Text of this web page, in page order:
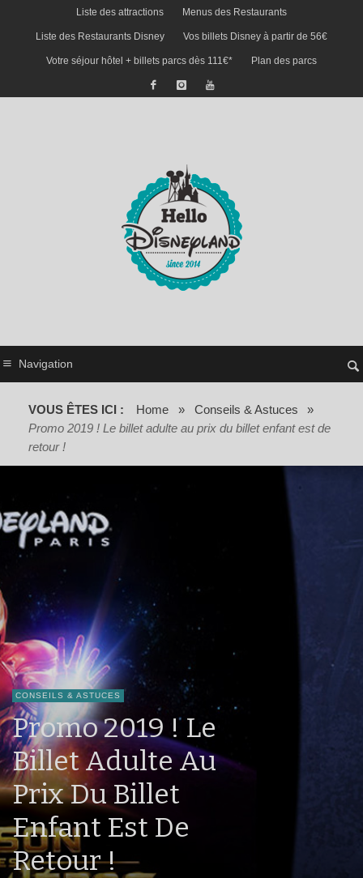
Liste des attractions Menus des Restaurants
Liste des Restaurants Disney Vos billets Disney à partir de 56€
Votre séjour hôtel + billets parcs dès 111€* Plan des parcs
Navigation
VOUS ÊTES ICI : Home » Conseils & Astuces
»
Promo 2019 ! Le billet adulte au prix du billet enfant est de
retour !
CONSEILS & ASTUCES
Promo 2019 ! Le
Billet Adulte Au
Prix Du Billet
Enfant Est De
Retour !